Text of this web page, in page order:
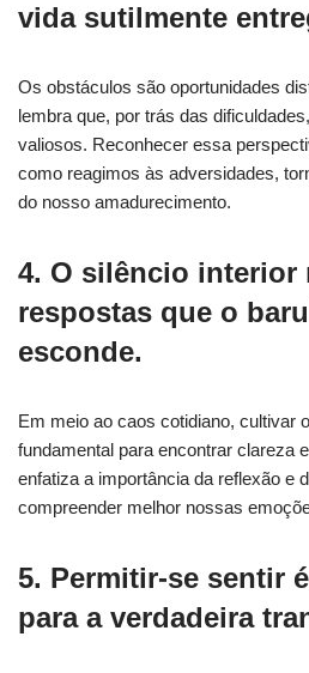
vida sutilmente
Os obstáculos são oportunidades
lembra que, por trás das
valiosos. Reconhecer essa
como reagimos às adversidades,
do nosso amadurecimento.
4. O silêncio interior
respostas que o
esconde.
Em meio ao caos cotidiano, cultivar
fundamental para encontrar clareza
enfatiza a importância da reflexão e
compreender melhor nossas
5. Permitir-se sentir
para a verdadeira